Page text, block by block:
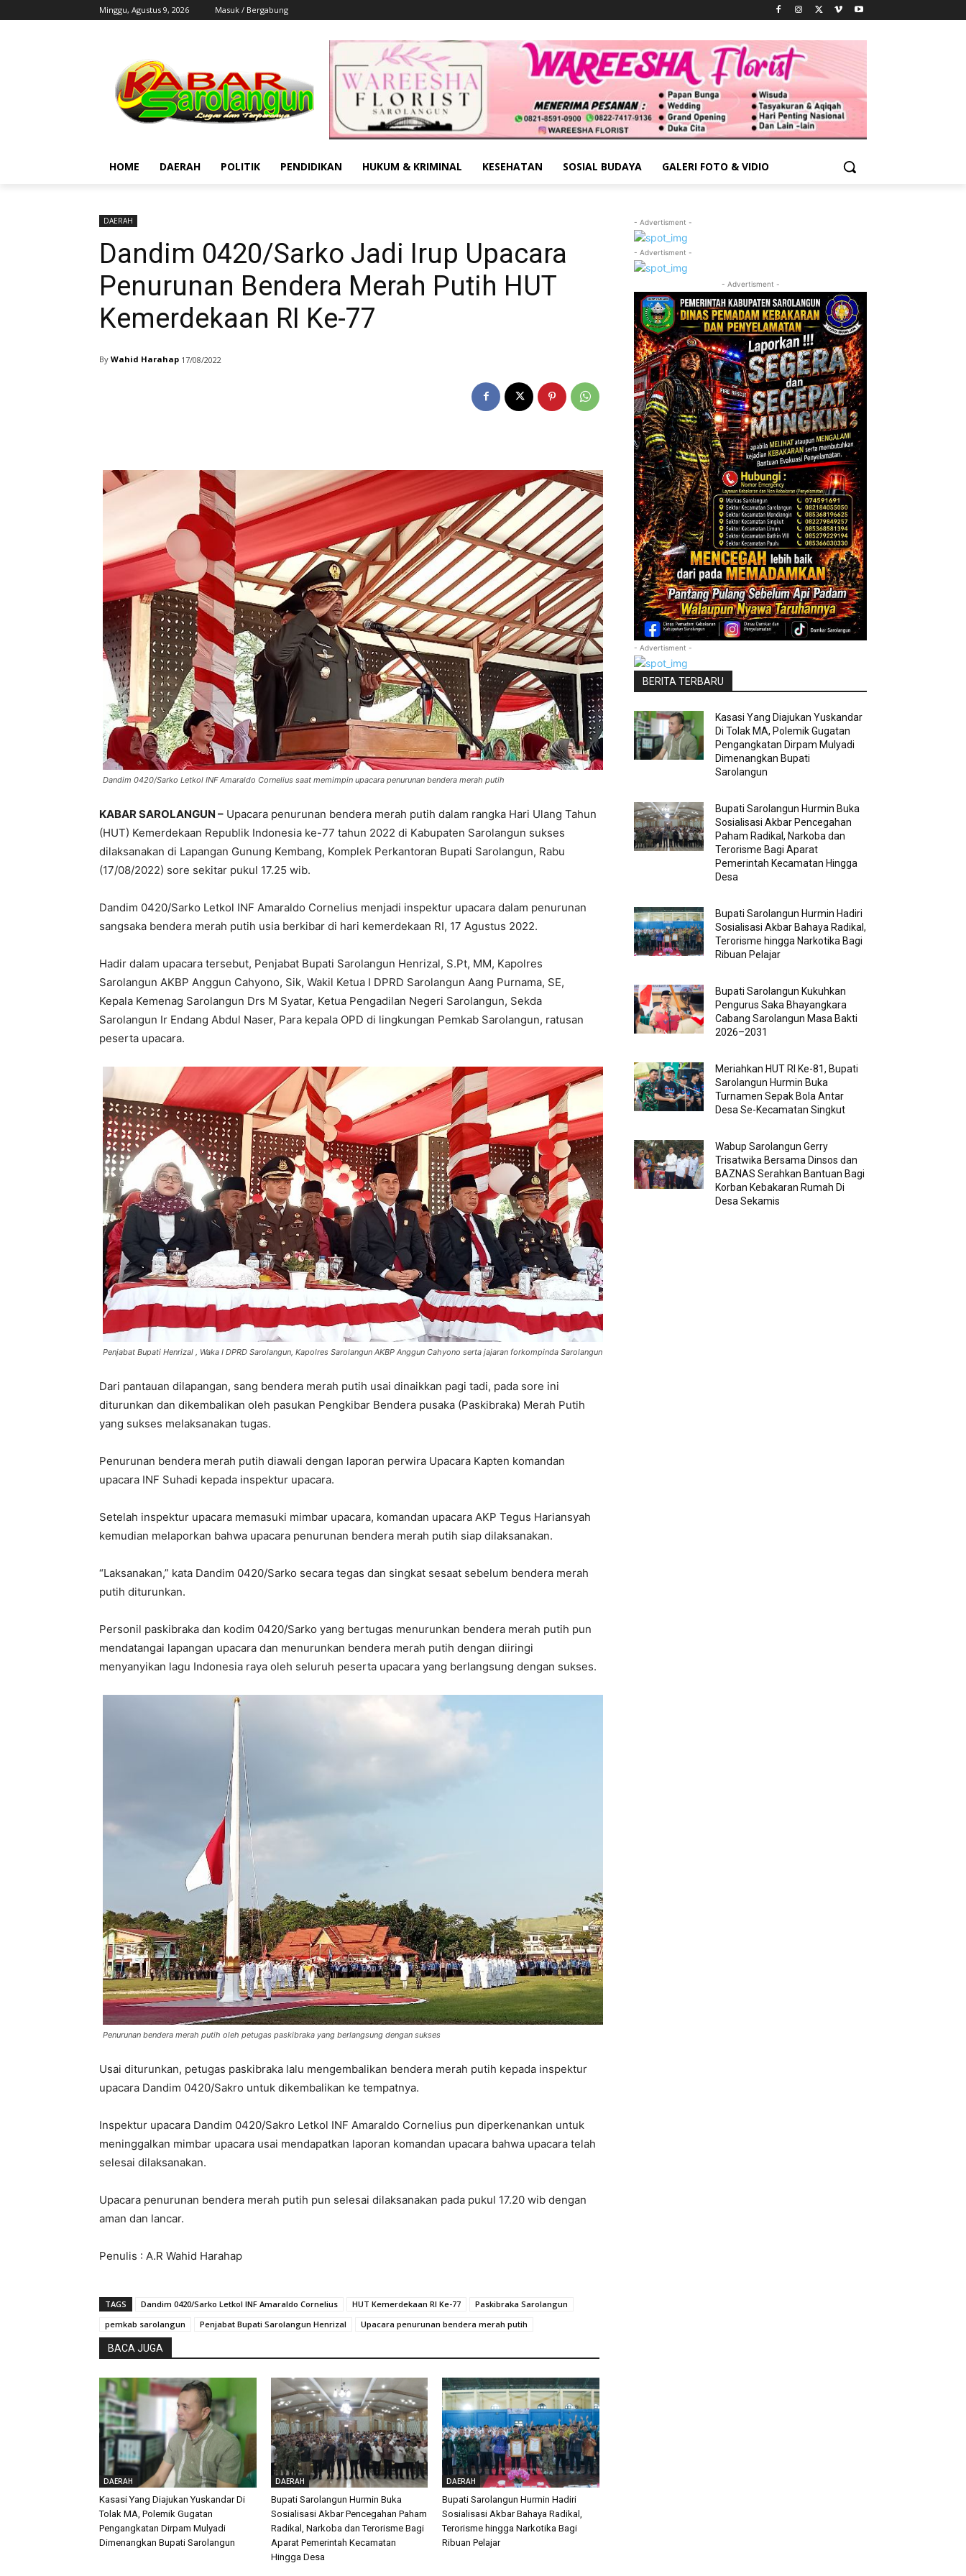
Minggu, Agustus 9, 2026 Masuk / Bergabung
HOME DAERAH POLITIK PENDIDIKAN HUKUM & KRIMINAL KESEHATAN SOSIAL BUDAYA GALERI FOTO & VIDIO
DAERAH
Dandim 0420/Sarko Jadi Irup Upacara
Penurunan Bendera Merah Putih HUT
Kemerdekaan RI Ke-77
By Wahid Harahap 17/08/2022
Dandim 0420/Sarko Letkol INF Amaraldo Cornelius saat memimpin upacara penurunan bendera merah putih
KABAR SAROLANGUN – Upacara penurunan bendera merah putih dalam rangka Hari Ulang Tahun
(HUT) Kemerdekaan Republik Indonesia ke-77 tahun 2022 di Kabupaten Sarolangun sukses
dilaksanakan di Lapangan Gunung Kembang, Komplek Perkantoran Bupati Sarolangun, Rabu
(17/08/2022) sore sekitar pukul 17.25 wib.
Dandim 0420/Sarko Letkol INF Amaraldo Cornelius menjadi inspektur upacara dalam penurunan
sangsaka bendera merah putih usia berkibar di hari kemerdekaan RI, 17 Agustus 2022.
Hadir dalam upacara tersebut, Penjabat Bupati Sarolangun Henrizal, S.Pt, MM, Kapolres
Sarolangun AKBP Anggun Cahyono, Sik, Wakil Ketua I DPRD Sarolangun Aang Purnama, SE,
Kepala Kemenag Sarolangun Drs M Syatar, Ketua Pengadilan Negeri Sarolangun, Sekda
Sarolangun Ir Endang Abdul Naser, Para kepala OPD di lingkungan Pemkab Sarolangun, ratusan
peserta upacara.
Penjabat Bupati Henrizal , Waka I DPRD Sarolangun, Kapolres Sarolangun AKBP Anggun Cahyono serta jajaran forkompinda Sarolangun
Dari pantauan dilapangan, sang bendera merah putih usai dinaikkan pagi tadi, pada sore ini
diturunkan dan dikembalikan oleh pasukan Pengkibar Bendera pusaka (Paskibraka) Merah Putih
yang sukses melaksanakan tugas.
Penurunan bendera merah putih diawali dengan laporan perwira Upacara Kapten komandan
upacara INF Suhadi kepada inspektur upacara.
Setelah inspektur upacara memasuki mimbar upacara, komandan upacara AKP Tegus Hariansyah
kemudian melaporkan bahwa upacara penurunan bendera merah putih siap dilaksanakan.
“Laksanakan,” kata Dandim 0420/Sarko secara tegas dan singkat sesaat sebelum bendera merah
putih diturunkan.
Personil paskibraka dan kodim 0420/Sarko yang bertugas menurunkan bendera merah putih pun
mendatangai lapangan upacara dan menurunkan bendera merah putih dengan diiringi
menyanyikan lagu Indonesia raya oleh seluruh peserta upacara yang berlangsung dengan sukses.
Penurunan bendera merah putih oleh petugas paskibraka yang berlangsung dengan sukses
Usai diturunkan, petugas paskibraka lalu mengembalikan bendera merah putih kepada inspektur
upacara Dandim 0420/Sakro untuk dikembalikan ke tempatnya.
Inspektur upacara Dandim 0420/Sakro Letkol INF Amaraldo Cornelius pun diperkenankan untuk
meninggalkan mimbar upacara usai mendapatkan laporan komandan upacara bahwa upacara telah
selesai dilaksanakan.
Upacara penurunan bendera merah putih pun selesai dilaksanakan pada pukul 17.20 wib dengan
aman dan lancar.
Penulis : A.R Wahid Harahap
TAGS Dandim 0420/Sarko Letkol INF Amaraldo Cornelius HUT Kemerdekaan RI Ke-77
Paskibraka Sarolangun
pemkab sarolangun
Penjabat Bupati Sarolangun Henrizal Upacara penurunan bendera merah putih
BACA JUGA
DAERAH
Kasasi Yang Diajukan Yuskandar Di
Tolak MA, Polemik Gugatan
Pengangkatan Dirpam Mulyadi
Dimenangkan Bupati Sarolangun
DAERAH
Bupati Sarolangun Hurmin Buka
Sosialisasi Akbar Pencegahan Paham
Radikal, Narkoba dan Terorisme Bagi
Aparat Pemerintah Kecamatan
Hingga Desa
DAERAH
Bupati Sarolangun Hurmin Hadiri
Sosialisasi Akbar Bahaya Radikal,
Terorisme hingga Narkotika Bagi
Ribuan Pelajar
- Advertisment -
- Advertisment -
- Advertisment -
- Advertisment -
BERITA TERBARU
Kasasi Yang Diajukan Yuskandar
Di Tolak MA, Polemik Gugatan
Pengangkatan Dirpam Mulyadi
Dimenangkan Bupati
Sarolangun
Bupati Sarolangun Hurmin Buka
Sosialisasi Akbar Pencegahan
Paham Radikal, Narkoba dan
Terorisme Bagi Aparat
Pemerintah Kecamatan Hingga
Desa
Bupati Sarolangun Hurmin Hadiri
Sosialisasi Akbar Bahaya Radikal,
Terorisme hingga Narkotika Bagi
Ribuan Pelajar
Bupati Sarolangun Kukuhkan
Pengurus Saka Bhayangkara
Cabang Sarolangun Masa Bakti
2026–2031
Meriahkan HUT RI Ke-81, Bupati
Sarolangun Hurmin Buka
Turnamen Sepak Bola Antar
Desa Se-Kecamatan Singkut
Wabup Sarolangun Gerry
Trisatwika Bersama Dinsos dan
BAZNAS Serahkan Bantuan Bagi
Korban Kebakaran Rumah Di
Desa Sekamis